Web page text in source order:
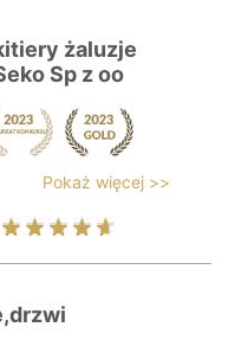
żaluzje
Sp z oo
Pokaż więcej >>